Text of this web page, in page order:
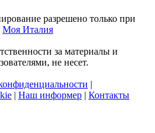
разрешено только при
Моя Италия
за материалы и
не несет.
|
| Наш информер | Контакты